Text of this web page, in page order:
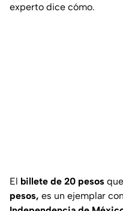
experto dice cómo.
El billete de 20 pesos
pesos, es un ejemplar